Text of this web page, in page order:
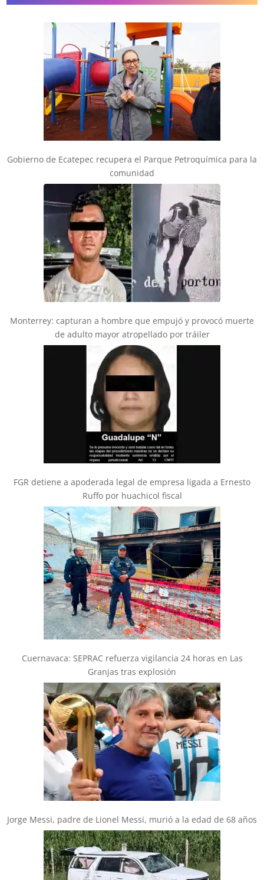
Gobierno de Ecatepec recupera el Parque Petroquímica para la
comunidad
Monterrey: capturan a hombre que empujó y provocó muerte
de adulto mayor atropellado por tráiler
FGR detiene a apoderada legal de empresa ligada a Ernesto
Ruffo por huachicol fiscal
Cuernavaca: SEPRAC refuerza vigilancia 24 horas en Las
Granjas tras explosión
Jorge Messi, padre de Lionel Messi, murió a la edad de 68 años